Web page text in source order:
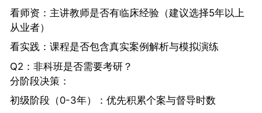
看师资：主讲教师是否有临床经验（建议选择5年以上
从业者）
看实践：课程是否包含真实案例解析与模拟演练
Q2：非科班是否需要考研？
分阶段决策：
初级阶段（0-3年）：优先积累个案与督导时数